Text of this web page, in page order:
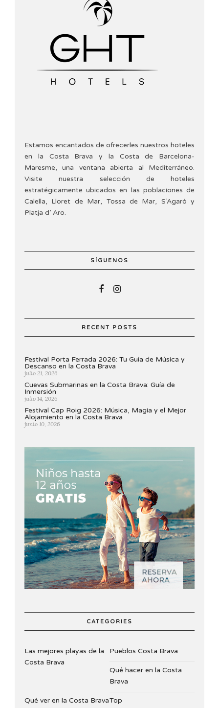
Estamos encantados de ofrecerles nuestros hoteles
en la Costa Brava y la Costa de Barcelona-
Maresme, una ventana abierta al Mediterráneo.
Visite nuestra selección de hoteles
estratégicamente ubicados en las poblaciones de
Calella, Lloret de Mar, Tossa de Mar, S’Agaró y
Platja d’ Aro.
SÍGUENOS
RECENT POSTS
Festival Porta Ferrada 2026: Tu Guía de Música y
Descanso en la Costa Brava
julio 21, 2026
Cuevas Submarinas en la Costa Brava: Guía de
Inmersión
julio 14, 2026
Festival Cap Roig 2026: Música, Magia y el Mejor
Alojamiento en la Costa Brava
junio 10, 2026
CATEGORIES
Las mejores playas de la
Costa Brava
Pueblos Costa Brava
Qué hacer en la Costa
Brava
Qué ver en la Costa BravaTop